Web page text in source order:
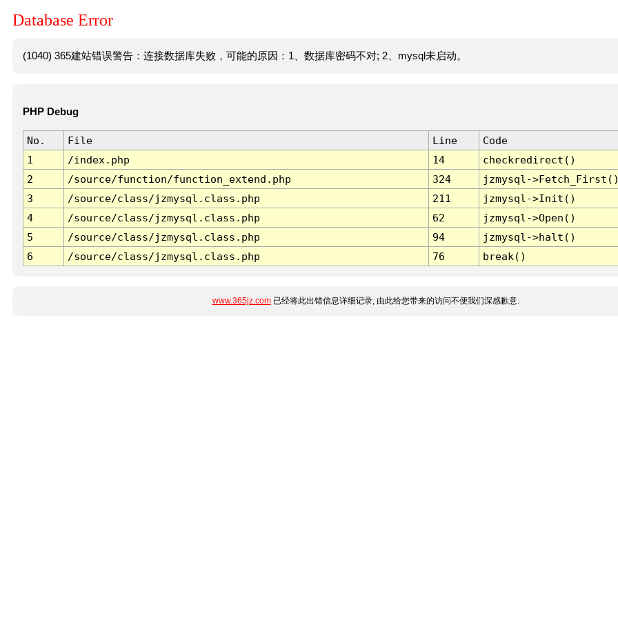
Database Error
(1040) 365建站错误警告：连接数据库失败，可能的原因：1、数据库密码不对; 2、mysql未启动。
PHP Debug
No. File Line
Code
1
/index.php 14
checkredirect()
2
/source/function/function_extend.php 324
jzmysql-
3
/source/class/jzmysql.class.php 211
jzmysql->Init()
4
/source/class/jzmysql.class.php 62
jzmysql->Open()
5
/source/class/jzmysql.class.php 94
jzmysql->halt()
6
/source/class/jzmysql.class.php 76 break()
www.365jz.com已经将此出错信息详细记录, 由此给您带来的访问不便我们深感歉意.